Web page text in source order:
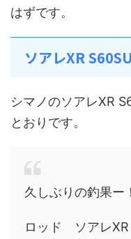
はずです。
ソアレXR
シマノのソアレXR
とおりです。
久しぶりの釣果ー！
ロッド ソアレ